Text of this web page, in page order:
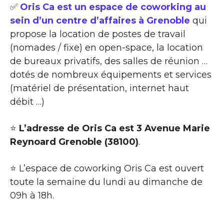
✅ Oris Ca est un espace de coworking au
sein d’un centre d’affaires à Grenoble qui
propose la location de postes de travail
(nomades / fixe) en open-space, la location
de bureaux privatifs, des salles de réunion …
dotés de nombreux équipements et services
(matériel de présentation, internet haut
débit …)
⭐ L’adresse de Oris Ca est 3 Avenue Marie
Reynoard Grenoble (38100).
⭐ L’espace de coworking Oris Ca est ouvert
toute la semaine du lundi au dimanche de
09h à 18h.